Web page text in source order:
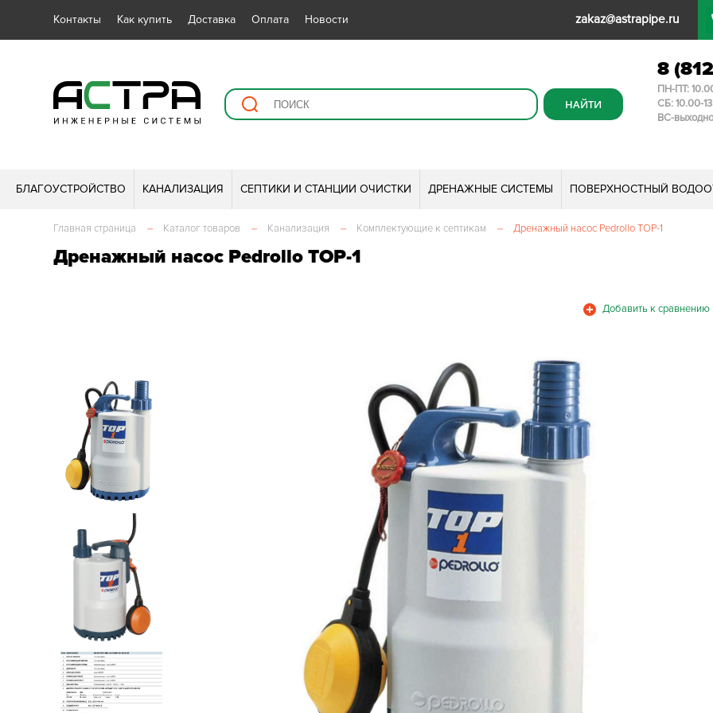
Контакты Как купить Доставка Оплата Новости zakaz@astrapipe.ru
8
ПН-ПТ:
СБ: 10.00-
ВС-
БЛАГОУСТРОЙСТВО КАНАЛИЗАЦИЯ СЕПТИКИ И СТАНЦИИ ОЧИСТКИ ДРЕНАЖНЫЕ СИСТЕМЫ ПОВЕРХНОСТНЫЙ
Главная страница – Каталог товаров – Канализация – Комплектующие к септикам – Дренажный насос Pedrollo TOP-1
Дренажный насос Pedrollo TOP-1